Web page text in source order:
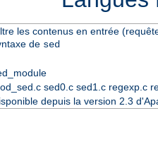
les contenus en entrée
de sed
sed0.c sed1.c regexp.c
depuis la version 2.3